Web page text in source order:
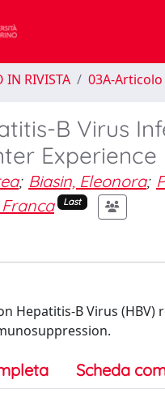
IN RIVISTA 03A-
B Virus
Experience
; Biasin, Eleonora;
Last
Hepatitis-B Virus
Scheda